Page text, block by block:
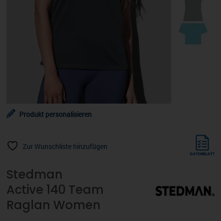
Produkt personalisieren
Zur Wunschliste hinzufügen
Stedman
Active 140 Team
Raglan Women